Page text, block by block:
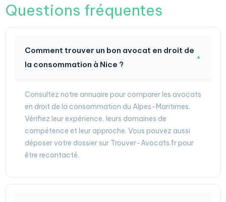
Questions fréquentes
Comment trouver un bon avocat en droit de
la consommation à Nice ?
▼
Consultez notre annuaire pour comparer les avocats
en droit de la consommation du Alpes-Maritimes.
Vérifiez leur expérience, leurs domaines de
compétence et leur approche. Vous pouvez aussi
déposer votre dossier sur Trouver-Avocats.fr pour
être recontacté.